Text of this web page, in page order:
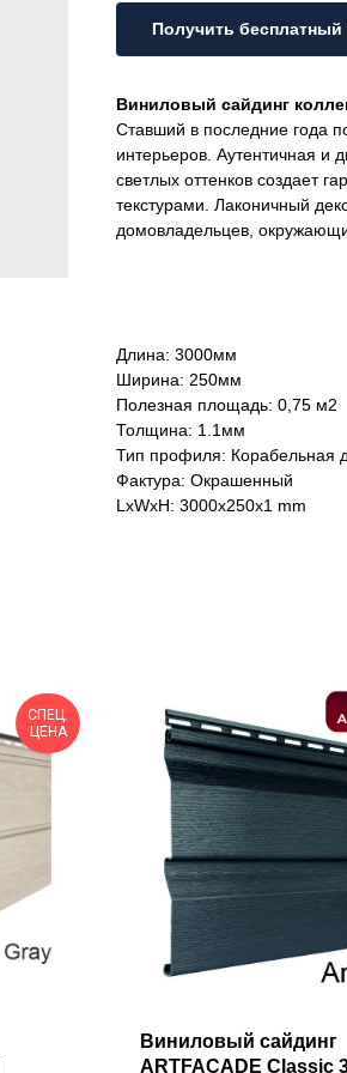
Получить бесплатный
Виниловый сайдинг
Ставший в последние года
интерьеров. Аутентичная и
светлых оттенков создает
текстурами. Лаконичный
домовладельцев,
Длина: 3000мм
Ширина: 250мм
Полезная площадь: 0,75 м2
Толщина: 1.1мм
Тип профиля: Корабельная
Фактура: Окрашенный
LxWxH: 3000x250x1 mm
СПЕЦ.
ЦЕНА
Виниловый сайдинг
ARTFACADE Classic